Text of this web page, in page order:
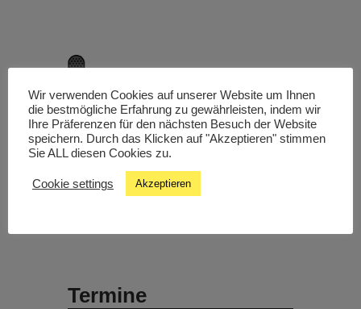
Livestream
Studiochat
Termine
Wir verwenden Cookies auf unserer Website um Ihnen
die bestmögliche Erfahrung zu gewährleisten, indem wir
Ihre Präferenzen für den nächsten Besuch der Website
speichern. Durch das Klicken auf "Akzeptieren" stimmen
Sie ALL diesen Cookies zu.
Cookie settings Akzeptieren